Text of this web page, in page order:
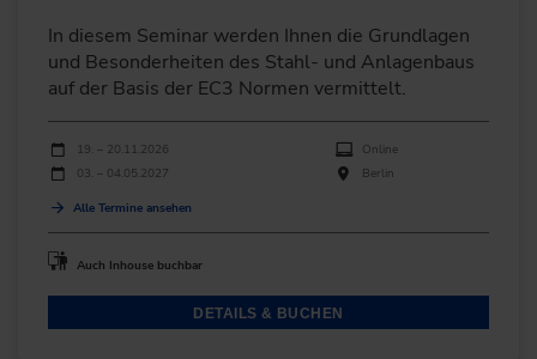
In diesem Seminar werden Ihnen die Grundlagen
und Besonderheiten des Stahl- und Anlagenbaus
auf der Basis der EC3 Normen vermittelt.
Durchführungen
Veranstaltungsdatum
19. – 20.11.2026
Online
03. – 04.05.2027
Berlin
Alle Termine ansehen
Auch Inhouse buchbar
DETAILS & BUCHEN